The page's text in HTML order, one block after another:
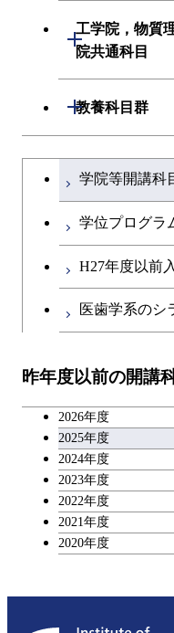
創造プ
共通専
建築学
融合理
初年次
工学院，物質
院共通科目
開閉
工学院
教養科目群
開閉
文系教
英語科
第二外
アント
学士課程を切り替える
学院等開講科
学位プログラ
H27年度以前
医歯学系のシ
昨年度以前の開講
2026年度
2025年度
2024年度
2023年度
2022年度
2021年度
2020年度